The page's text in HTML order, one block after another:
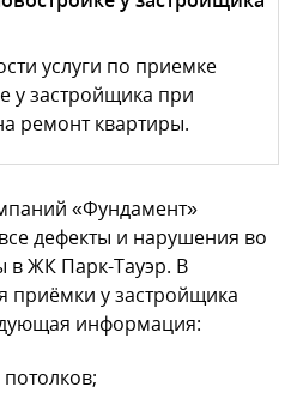
услуги по приемке
у застройщика при
ремонт квартиры.
«Фундамент»
дефекты и нарушения во
в ЖК Парк-Тауэр. В
приёмки у застройщика
информация: